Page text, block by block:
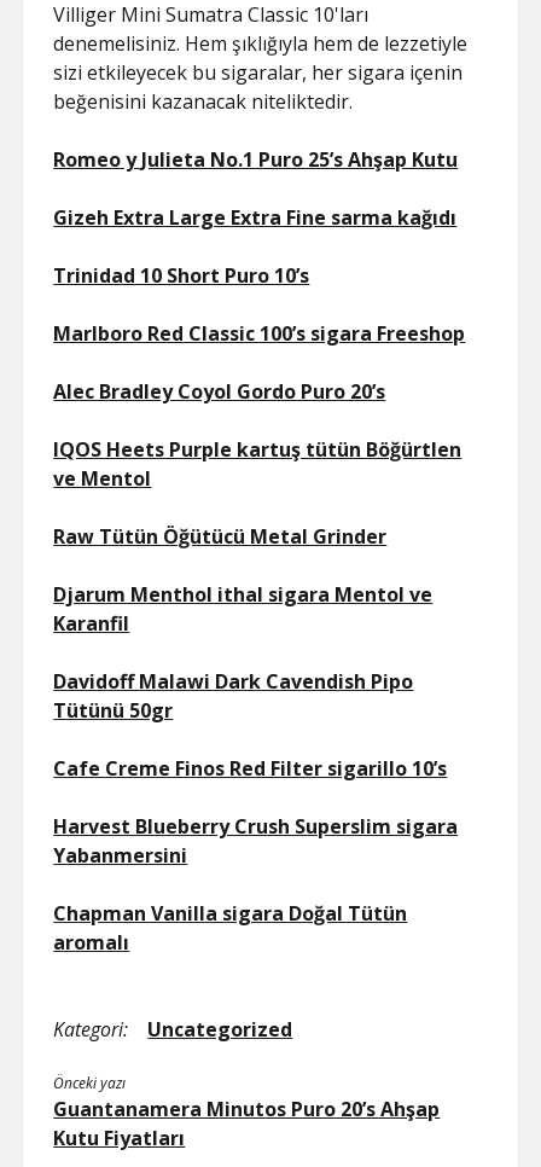
Villiger Mini Sumatra Classic 10'ları
denemelisiniz. Hem şıklığıyla hem de lezzetiyle
sizi etkileyecek bu sigaralar, her sigara içenin
beğenisini kazanacak niteliktedir.
Romeo y Julieta No.1 Puro 25’s Ahşap Kutu
Gizeh Extra Large Extra Fine sarma kağıdı
Trinidad 10 Short Puro 10’s
Marlboro Red Classic 100’s sigara Freeshop
Alec Bradley Coyol Gordo Puro 20’s
IQOS Heets Purple kartuş tütün Böğürtlen
ve Mentol
Raw Tütün Öğütücü Metal Grinder
Djarum Menthol ithal sigara Mentol ve
Karanfil
Davidoff Malawi Dark Cavendish Pipo
Tütünü 50gr
Cafe Creme Finos Red Filter sigarillo 10’s
Harvest Blueberry Crush Superslim sigara
Yabanmersini
Chapman Vanilla sigara Doğal Tütün
aromalı
Kategori: Uncategorized
Önceki yazı
Guantanamera Minutos Puro 20’s Ahşap
Kutu Fiyatları